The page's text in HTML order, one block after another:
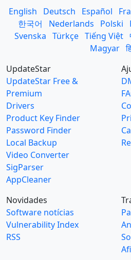
English Deutsch Español
한국어
Nederlands Polski
Svenska Türkçe Tiếng Việt
Magyar
UpdateStar
UpdateStar Free &
Premium
Drivers
Product Key Finder
Password Finder
Local Backup
Video Converter
SigParser
AppCleaner
Novidades
Software notícias
Vulnerability Index
RSS